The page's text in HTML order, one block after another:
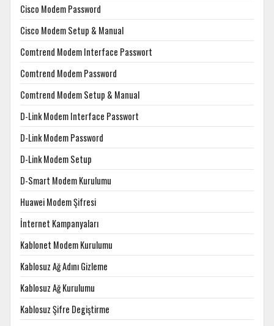
Cisco Modem Password
Cisco Modem Setup & Manual
Comtrend Modem Interface Passwort
Comtrend Modem Password
Comtrend Modem Setup & Manual
D-Link Modem Interface Passwort
D-Link Modem Password
D-Link Modem Setup
D-Smart Modem Kurulumu
Huawei Modem Şifresi
İnternet Kampanyaları
Kablonet Modem Kurulumu
Kablosuz Ağ Adını Gizleme
Kablosuz Ağ Kurulumu
Kablosuz Şifre Degiştirme